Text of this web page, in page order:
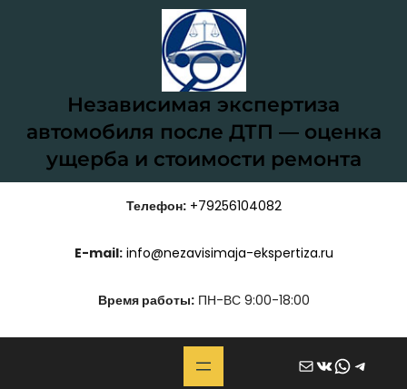
Независимая экспертиза
автомобиля после ДТП — оценка
ущерба и стоимости ремонта
Телефон: +79256104082
E-mail: info@nezavisimaja-ekspertiza.ru
Время работы:ПН-ВС 9:00-18:00
Почта ВКонтакте WhatsApp Telegram